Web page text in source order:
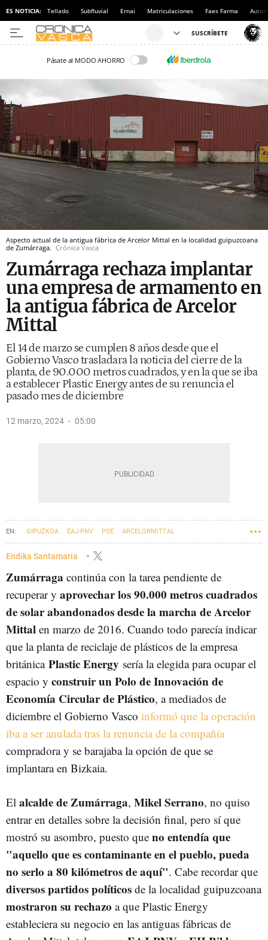
ES NOTICIA: Tellado Subfluvial Ernai Matriculaciones Faes Farma
Pásate al MODO AHORRO
Aspecto actual de la antigua fábrica de Arcelor Mittal en la localidad guipuzcoana
de Zumárraga. Crónica Vasca
Zumárraga rechaza implantar
una empresa de armamento en
la antigua fábrica de Arcelor
Mittal
El 14 de marzo se cumplen 8 años desde que el
Gobierno Vasco trasladara la noticia del cierre de la
planta, de 90.000 metros cuadrados, y en la que se iba
a establecer Plastic Energy antes de su renuncia el
pasado mes de diciembre
12 marzo, 2024 05:00
GIPUZKOA EAJ-PNV PSE ARCELORMITTAL
EMPRESAS VASCAS EUSKADI
Endika Santamaria
Zumárraga continúa con la tarea pendiente de
recuperar y aprovechar los 90.000 metros cuadrados
de solar abandonados desde la marcha de Arcelor
Mittal en marzo de 2016. Cuando todo parecía indicar
que laplanta de reciclaje de plásticos de la empresa
británica Plastic Energy sería la elegida para ocupar el
espacio y construir un Polo de Innovación de
Economía Circular de Plástico, a mediados de
diciembre el Gobierno Vasco informó que la operación
iba a ser anulada tras la renuncia de la compañía
compradora y se barajaba la opción de que se
implantara en Bizkaia.
El alcalde de Zumárraga, Mikel Serrano, no quiso
entrar en detalles sobre la decisión final, pero sí que
mostró su asombro, puesto que no entendía que
"aquello que es contaminante en el pueblo, pueda
no serlo a 80 kilómetros de aquí". Cabe recordar que
diversos partidos políticos de la localidad guipuzcoana
mostraron su rechazo a que Plastic Energy
estableciera su negocio en las antiguas fábricas de